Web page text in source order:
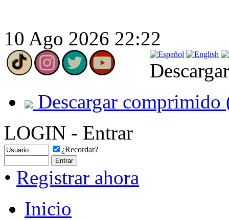
10 Ago 2026 22:22
Descargar comprimido
LOGIN - Entrar
¿Recordar?
• Registrar ahora
Inicio